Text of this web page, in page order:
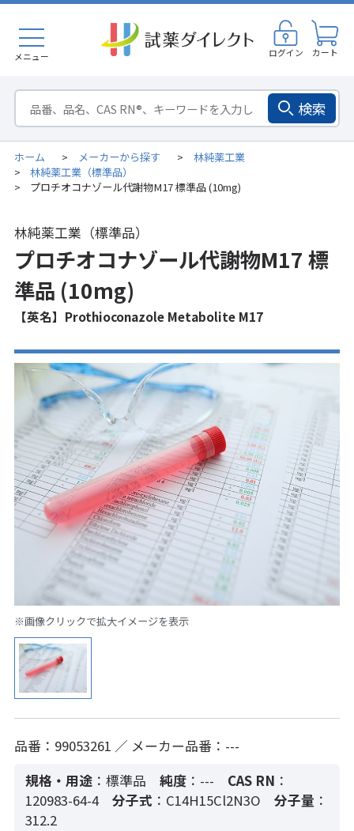
メニュー ログイン カート
検索
ホーム > メーカーから探す > 林純薬工業
> 林純薬工業（標準品）
> プロチオコナゾール代謝物M17 標準品 (10mg)
林純薬工業（標準品）
プロチオコナゾール代謝物M17 標
準品 (10mg)
【英名】Prothioconazole Metabolite M17
※画像クリックで拡大イメージを表示
品番：99053261 ／ メーカー品番：---
規格・用途 ：標準品 純度：--- CAS RN ：
120983-64-4
分子式 ：C14H15Cl2N3O 分子量 ：
312.2